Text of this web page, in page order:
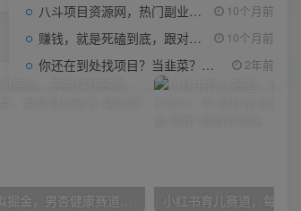
暴利虚拟掘金，男杏健康赛道，成本高客单，单月轻松破万
八斗项目资源网，热门副业项目任你选，每日持续更新 10个月前
赚钱，就是死磕到底，跟对人做对事。 10个月前
你还在到处找项目？当韭菜？我靠项目资源网也能月如过万。 2年前